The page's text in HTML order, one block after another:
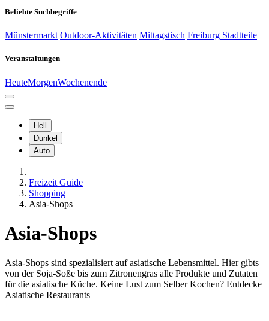
Beliebte Suchbegriffe
Münstermarkt Outdoor-Aktivitäten Mittagstisch Freiburg Stadtteile
Veranstaltungen
HeuteMorgenWochenende
Hell
Dunkel
Auto
Freizeit Guide
Shopping
Asia-Shops
Asia-Shops
Asia-Shops sind spezialisiert auf asiatische Lebensmittel. Hier gibts
von der Soja-Soße bis zum Zitronengras alle Produkte und Zutaten
für die asiatische Küche. Keine Lust zum Selber Kochen? Entdecke
Asiatische Restaurants